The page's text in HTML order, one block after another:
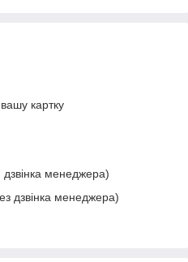
картку
дзвінка менеджера)
дзвінка менеджера)